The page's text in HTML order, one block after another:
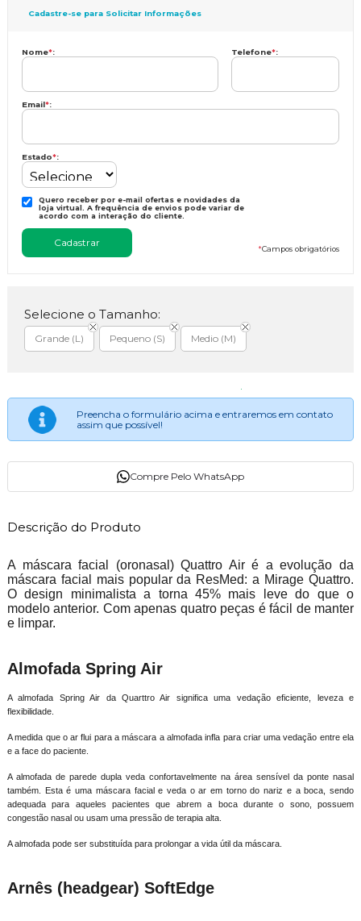
Cadastre-se para Solicitar Informações
Nome*: Telefone*:
Email*:
Estado*:
Quero receber por e-mail ofertas e novidades da
loja virtual. A frequência de envios pode variar de
acordo com a interação do cliente.
*Campos obrigatórios
Selecione o Tamanho:
Grande (L) Pequeno (S) Medio (M)
Preencha o formulário acima e entraremos em contato
assim que possível!
Compre Pelo WhatsApp
Descrição do Produto
A máscara facial (oronasal) Quattro Air é a evolução da
máscara facial mais popular da ResMed: a Mirage Quattro.
O design minimalista a torna 45% mais leve do que o
modelo anterior. Com apenas quatro peças é fácil de manter
e limpar.
Almofada Spring Air
A almofada Spring Air da Quarttro Air significa uma vedação eficiente, leveza e
flexibilidade.
A medida que o ar flui para a máscara a almofada infla para criar uma vedação entre ela
e a face do paciente.
A almofada de parede dupla veda confortavelmente na área sensível da ponte nasal
também. Esta é uma máscara facial e veda o ar em torno do nariz e a boca, sendo
adequada para aqueles pacientes que abrem a boca durante o sono, possuem
congestão nasal ou usam uma pressão de terapia alta.
A almofada pode ser substituída para prolongar a vida útil da máscara.
Arnês (headgear) SoftEdge